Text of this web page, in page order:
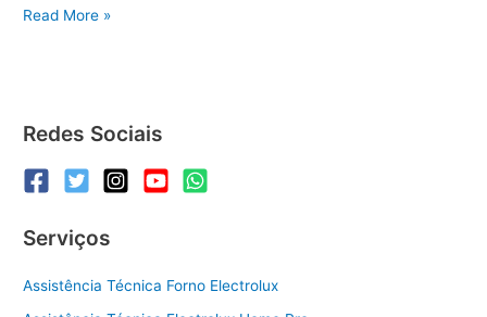
Conserto
Read More »
Redes Sociais
Serviços
Assistência Técnica Forno Electrolux